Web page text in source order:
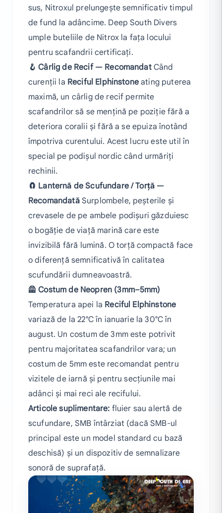
sus, Nitroxul prelungește semnificativ timpul
de fund la adâncime. Deep South Divers
umple buteliile de Nitrox la fața locului
pentru scafandrii certificați.
🪝 Cârlig de Recif — RecomandatCând
curenții la Reciful Elphinstoneating puterea
maximă, un cârlig de recif permite
scafandrilor să se mențină pe poziție fără a
deteriora coralii și fără a se epuiza înotând
împotriva curentului. Acest lucru este util în
special pe podișul nordic când urmăriți
rechinii.
🧲 Lanternă de Scufundare / Torță —
RecomandatăSurplombele, peșterile și
crevasele de pe ambele podișuri găzduiesc
o bogăție de viață marină care este
invizibilă fără lumină. O torță compactă face
o diferență semnificativă în calitatea
scufundării dumneavoastră.
🦺 Costum de Neopren (3mm–5mm)
Temperatura apei la Reciful Elphinstone
variază de la 22°C în ianuarie la 30°C în
august. Un costum de 3mm este potrivit
pentru majoritatea scafandrilor vara; un
costum de 5mm este recomandat pentru
vizitele de iarnă și pentru secțiunile mai
adânci și mai reci ale recifului.
Articole suplimentare: fluier sau alertă de
scufundare, SMB întârziat (dacă SMB-ul
principal este un model standard cu bază
deschisă) și un dispozitiv de semnalizare
sonoră de suprafață.